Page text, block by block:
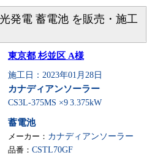
発電 蓄電池 を販売・施工
東京都 杉並区 A様
施工日：2023年01月28日
カナディアンソーラー
CS3L-375MS ×9 3.375kW
蓄電池
メーカー： カナディアンソーラー
品番： CSTL70GF